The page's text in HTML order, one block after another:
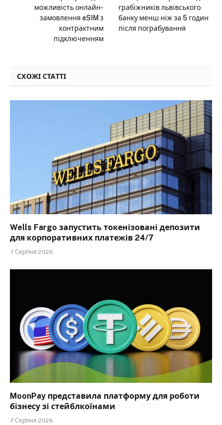
можливість онлайн-
замовлення eSIM з
контрактним
підключенням
грабіжників львівського
банку менш ніж за 5 годин
після пограбування
СХОЖІ СТАТТІ
Wells Fargo запустить токенізовані депозити
для корпоративних платежів 24/7
7 Серпня 2026
MoonPay представила платформу для роботи
бізнесу зі стейблкоїнами
7 Серпня 2026